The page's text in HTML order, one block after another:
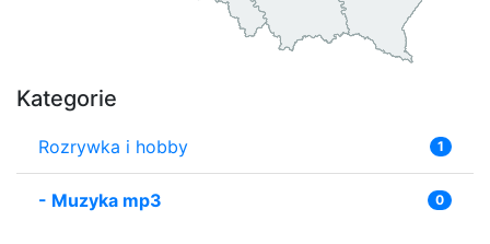
Kategorie
Rozrywka i hobby 1
- Muzyka mp3 0